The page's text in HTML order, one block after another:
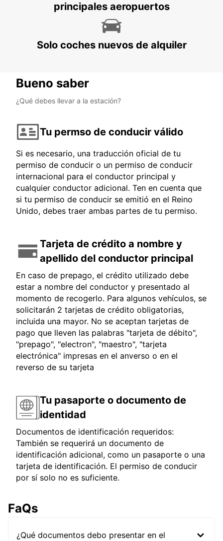
principales aeropuertos
Solo coches nuevos de alquiler
Bueno saber
¿Qué debes llevar a la estación?
Tu permso de conducir válido
Si es necesario, una traducción oficial de tu
permiso de conducir o un permiso de conducir
internacional para el conductor principal y
cualquier conductor adicional. Ten en cuenta que
si tu permiso de conducir se emitió en el Reino
Unido, debes traer ambas partes de tu permiso.
Tarjeta de crédito a nombre y
apellido del conductor principal
En caso de prepago, el crédito utilizado debe
estar a nombre del conductor y presentado al
momento de recogerlo. Para algunos vehículos, se
solicitarán 2 tarjetas de crédito obligatorias,
incluida una mayor. No se aceptan tarjetas de
pago que lleven las palabras "tarjeta de débito",
"prepago", "electron", "maestro", "tarjeta
electrónica" impresas en el anverso o en el
reverso de su tarjeta
Tu pasaporte o documento de
identidad
Documentos de identificación requeridos:
También se requerirá un documento de
identificación adicional, como un pasaporte o una
tarjeta de identificación. El permiso de conducir
por sí solo no es suficiente.
FaQs
¿Qué documentos debo presentar en el